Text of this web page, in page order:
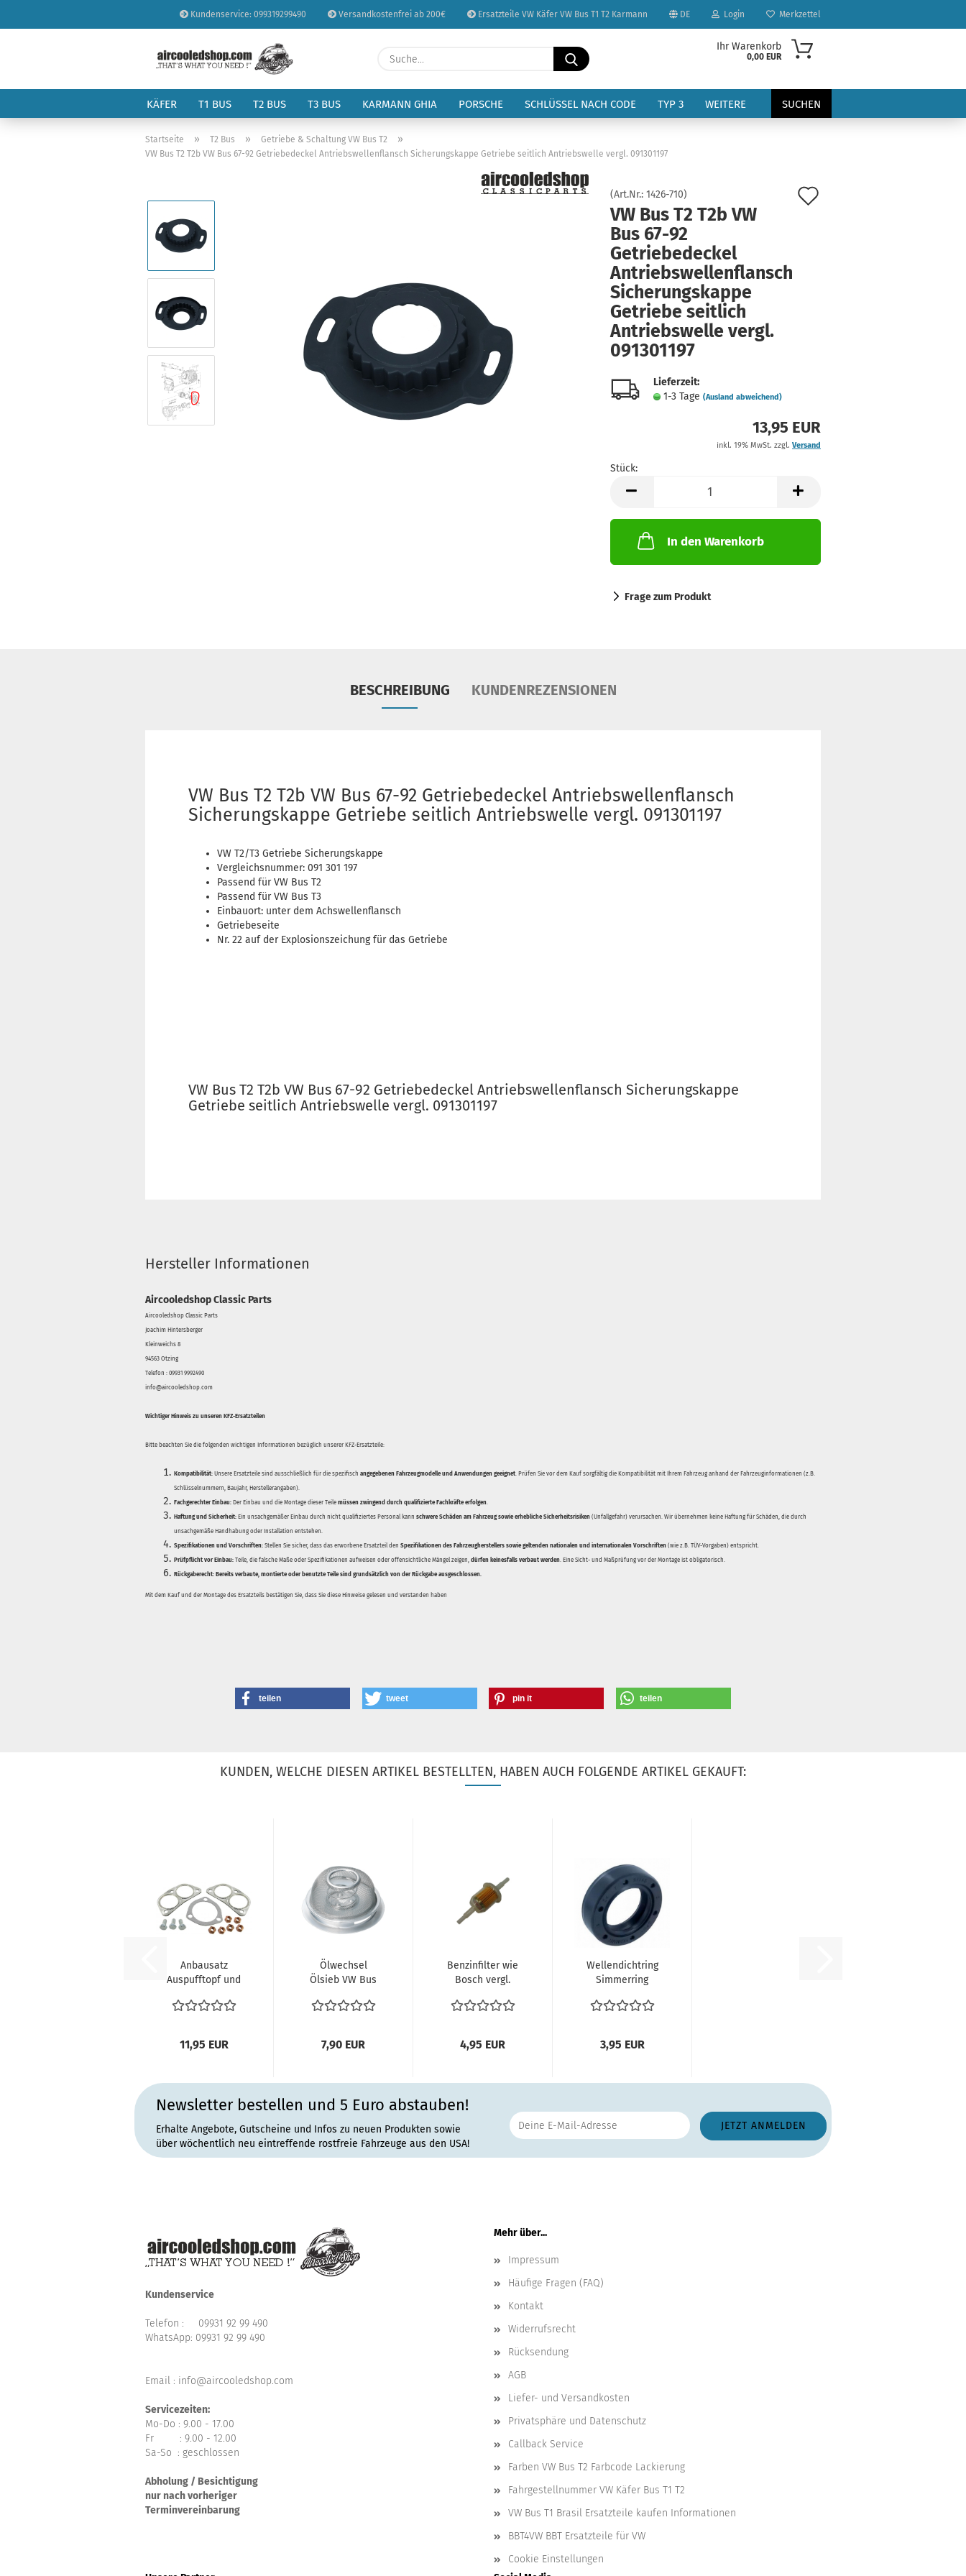
Kundenservice: 099319299490 Versandkostenfrei ab 200€ Ersatzteile VW Käfer VW Bus T1 T2 Karmann DE
Sprache auswählen
Lieferland
Login
Konto erstellen
Passwort vergessen?
Merkzettel
Suche...
Ihr Warenkorb
0,00 EUR
KÄFER T1 BUS T2 BUS T3 BUS KARMANN GHIA PORSCHE SCHLÜSSEL NACH CODE TYP 3 SUCHEN
WEITERE
Startseite » T2 Bus » Getriebe & Schaltung VW Bus T2 »
VW Bus T2 T2b VW Bus 67-92 Getriebedeckel Antriebswellenflansch Sicherungskappe Getriebe seitlich Antriebswelle vergl. 091301197
(Art.Nr.: 1426-710)
VW Bus T2 T2b VW
Bus 67-92
Getriebedeckel
Antriebswellenflansch
Sicherungskappe
Getriebe seitlich
Antriebswelle vergl.
091301197
Lieferzeit:
1-3 Tage (Ausland abweichend)
13,95 EUR
inkl. 19% MwSt. zzgl. Versand
Stück:
Stück
In den Warenkorb
Frage zum Produkt
BESCHREIBUNG KUNDENREZENSIONEN
VW Bus T2 T2b VW Bus 67-92 Getriebedeckel Antriebswellenflansch
Sicherungskappe Getriebe seitlich Antriebswelle vergl. 091301197
VW T2/T3 Getriebe Sicherungskappe
Vergleichsnummer: 091 301 197
Passend für VW Bus T2
Passend für VW Bus T3
Einbauort: unter dem Achswellenflansch
Getriebeseite
Nr. 22 auf der Explosionszeichung für das Getriebe
VW Bus T2 T2b VW Bus 67-92 Getriebedeckel Antriebswellenflansch Sicherungskappe
Getriebe seitlich Antriebswelle vergl. 091301197
Hersteller Informationen
Aircooledshop Classic Parts
Aircooledshop Classic Parts
Joachim Hintersberger
Kleinweichs 8
94563 Otzing
Telefon : 09931 9992490
info@aircooledshop.com
Wichtiger Hinweis zu unseren KFZ-Ersatzteilen
Bitte beachten Sie die folgenden wichtigen Informationen bezüglich unserer KFZ-Ersatzteile:
Kompatibilität: Unsere Ersatzteile sind ausschließlich für die spezifisch angegebenen Fahrzeugmodelle und Anwendungen geeignet. Prüfen Sie vor dem Kauf sorgfältig die Kompatibilität mit Ihrem Fahrzeug anhand der Fahrzeuginformationen (z.B.
Schlüsselnummern, Baujahr, Herstellerangaben).
Fachgerechter Einbau: Der Einbau und die Montage dieser Teile müssen zwingend durch qualifizierte Fachkräfte erfolgen.
Haftung und Sicherheit: Ein unsachgemäßer Einbau durch nicht qualifiziertes Personal kann schwere Schäden am Fahrzeug sowie erhebliche Sicherheitsrisiken (Unfallgefahr) verursachen. Wir übernehmen keine Haftung für Schäden, die durch
unsachgemäße Handhabung oder Installation entstehen.
Spezifikationen und Vorschriften: Stellen Sie sicher, dass das erworbene Ersatzteil den Spezifikationen des Fahrzeugherstellers sowie geltenden nationalen und internationalen Vorschriften (wie z.B. TÜV-Vorgaben) entspricht.
Prüfpflicht vor Einbau: Teile, die falsche Maße oder Spezifikationen aufweisen oder offensichtliche Mängel zeigen, dürfen keinesfalls verbaut werden. Eine Sicht- und Maßprüfung vor der Montage ist obligatorisch.
Rückgaberecht: Bereits verbaute, montierte oder benutzte Teile sind grundsätzlich von der Rückgabe ausgeschlossen.
Mit dem Kauf und der Montage des Ersatzteils bestätigen Sie, dass Sie diese Hinweise gelesen und verstanden haben
teilen tweet pin it teilen
KUNDEN, WELCHE DIESEN ARTIKEL BESTELLTEN, HABEN AUCH FOLGENDE ARTIKEL GEKAUFT:
Anbausatz
Auspufftopf und
Auspuffanlage
11,95 EUR
Ölwechsel
Ölsieb VW Bus
Motor
7,90 EUR
Benzinfilter wie
Bosch vergl.
Bus T2b...
4,95 EUR
Wellendichtring
Simmerring
Schalthebel
3,95 EUR
Newsletter bestellen und 5 Euro abstauben!
Erhalte Angebote, Gutscheine und Infos zu neuen Produkten sowie
über wöchentlich neu eintreffende rostfreie Fahrzeuge aus den USA!
Kundenservice
Telefon : 09931 92 99 490
WhatsApp: 09931 92 99 490
Email : info@aircooledshop.com
Servicezeiten:
Mo-Do : 9.00 - 17.00
Fr : 9.00 - 12.00
Sa-So : geschlossen
Abholung / Besichtigung
nur nach vorheriger
Terminvereinbarung
Mehr über...
Impressum
Häufige Fragen (FAQ)
Kontakt
Widerrufsrecht
Rücksendung
AGB
Liefer- und Versandkosten
Privatsphäre und Datenschutz
Callback Service
Farben VW Bus T2 Farbcode Lackierung
Fahrgestellnummer VW Käfer Bus T1 T2
VW Bus T1 Brasil Ersatzteile kaufen Informationen
BBT4VW BBT Ersatzteile für VW
Cookie Einstellungen